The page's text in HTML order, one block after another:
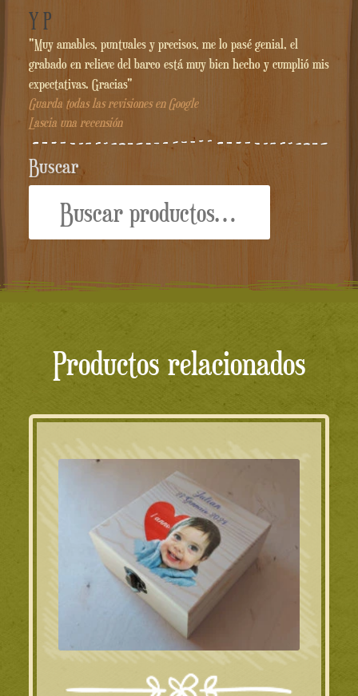
Y P
"Muy amables, puntuales y precisos, me lo pasé genial, el
grabado en relieve del barco está muy bien hecho y cumplió mis
expectativas. Gracias"
Guarda todas las revisiones en Google
Lascia una recensión
Buscar
Productos relacionados